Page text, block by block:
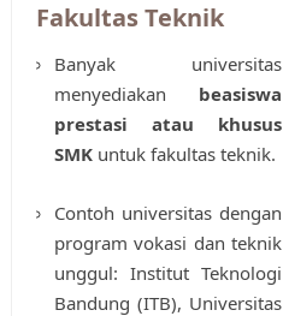
Fakultas Teknik
Banyak universitas
menyediakan beasiswa
prestasi atau khusus
SMKuntuk fakultas teknik.
Contoh universitas dengan
program vokasi dan teknik
unggul: Institut Teknologi
Bandung (ITB), Universitas